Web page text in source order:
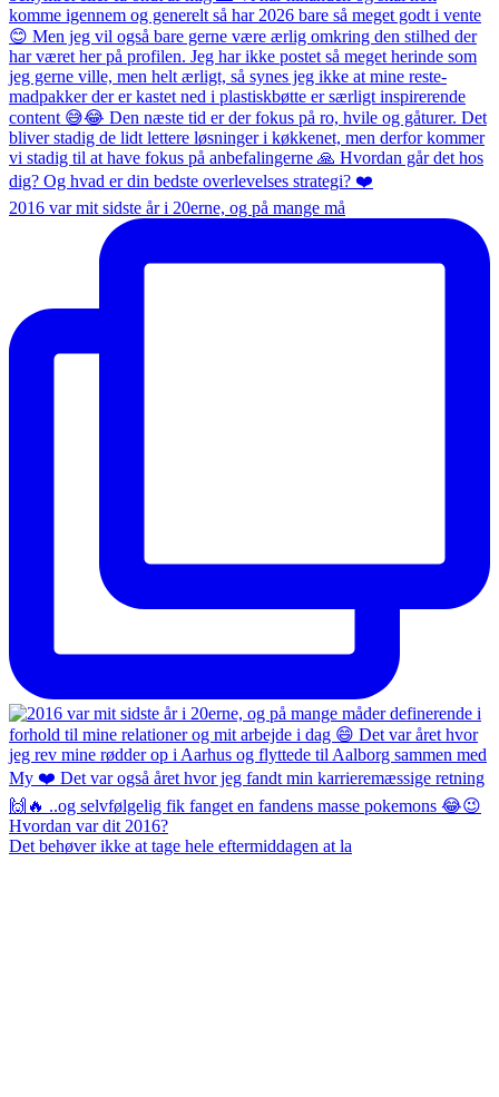
2016 var mit sidste år i 20erne, og på mange må
Det behøver ikke at tage hele eftermiddagen at la